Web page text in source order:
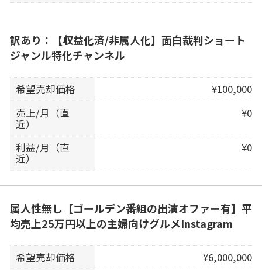
訳あり：【収益化済/非属人化】面白裁判ショート
ジャンル特化チャンネル
希望売却価格
¥100,000
売上/月（直
近）
¥0
利益/月（直
近）
¥0
属人性無し【ゴールデン番組の出演オファー有】平
均売上25万円以上の主婦向けグルメInstagram
希望売却価格
¥6,000,000